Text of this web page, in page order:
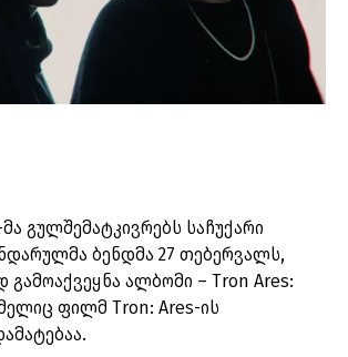
გულშემატკივრებს საჩუქარი
ბენდმა 27 თებერვალს,
ალბომი – Tron Ares:
ფილმ Tron: Ares-ის